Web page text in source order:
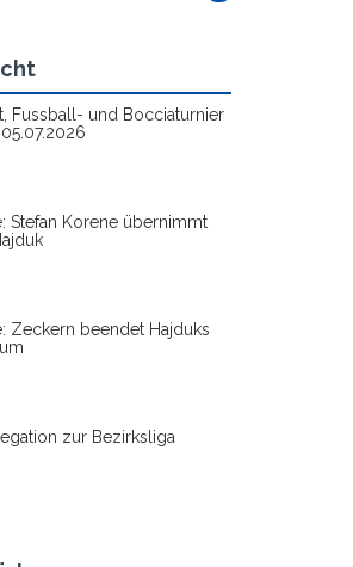
Fussball- und Bocciaturnier
Stefan Korene übernimmt
Zeckern beendet Hajduks
zur Bezirksliga